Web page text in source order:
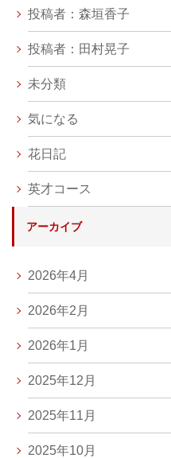
投稿者：森垣香子
投稿者：田村晃子
未分類
気になる
花日記
英才コース
アーカイブ
2026年4月
2026年2月
2026年1月
2025年12月
2025年11月
2025年10月